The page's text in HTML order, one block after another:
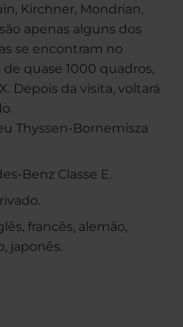
Kirchner, Mondrian,
apenas alguns dos
se encontram no
quase 1000 quadros,
Depois da visita, voltará
Thyssen-Bornemisza
Benz Classe E.
francês, alemão,
japonês.